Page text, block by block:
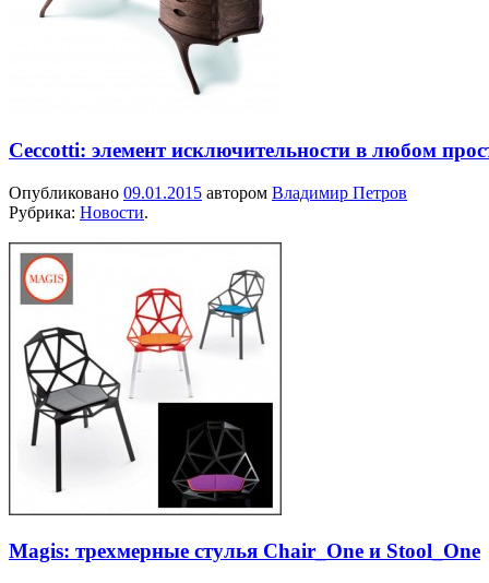
Ceccotti: элемент исключительности в любом
Опубликовано 09.01.2015 автором Владимир Петров
Рубрика: Новости.
Magis: трехмерные стулья Chair_One и Stool_One